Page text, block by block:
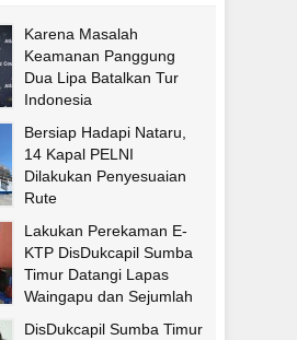
Karena Masalah
Keamanan Panggung
Dua Lipa Batalkan Tur
Indonesia
Bersiap Hadapi Nataru,
14 Kapal PELNI
Dilakukan Penyesuaian
Rute
Lakukan Perekaman E-
KTP DisDukcapil Sumba
Timur Datangi Lapas
Waingapu dan Sejumlah
DisDukcapil Sumba Timur